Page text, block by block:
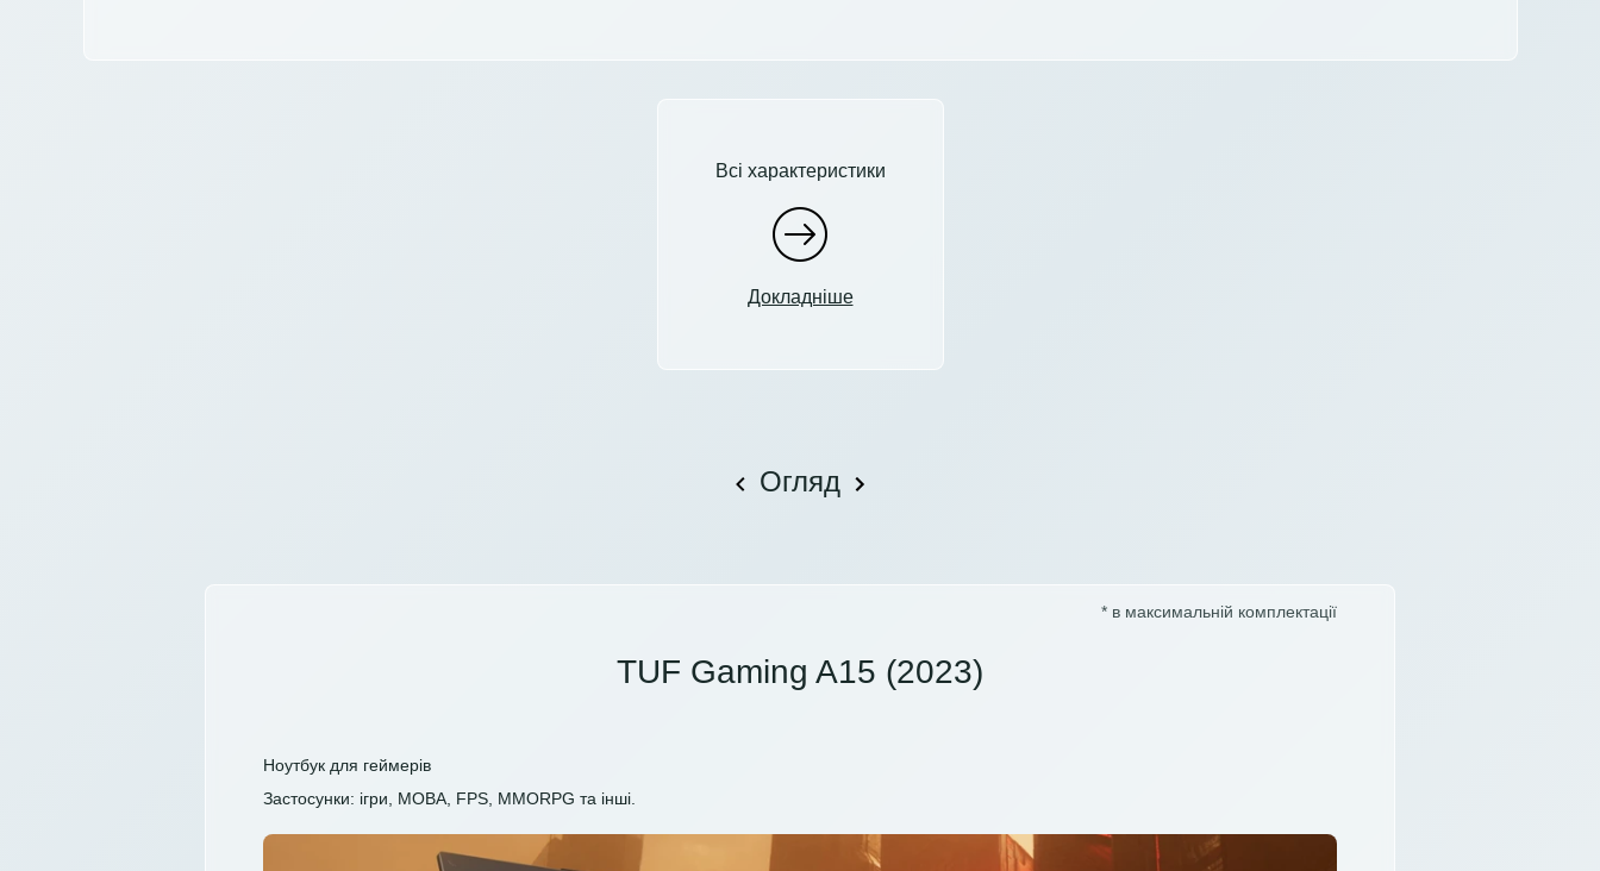
Всі характеристики
Докладніше
Огляд
* в максимальній комплектації
TUF Gaming A15 (2023)
Ноутбук для геймерів
Застосунки: ігри, MOBA, FPS, MMORPG та інші.